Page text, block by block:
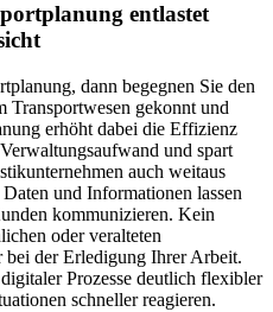
entlastet
dann begegnen Sie den
Transportwesen gekonnt und
erhöht dabei die Effizienz
und spart
auch weitaus
und Informationen lassen
kommunizieren. Kein
oder veralteten
der Erledigung Ihrer Arbeit.
Prozesse deutlich flexibler
schneller reagieren.